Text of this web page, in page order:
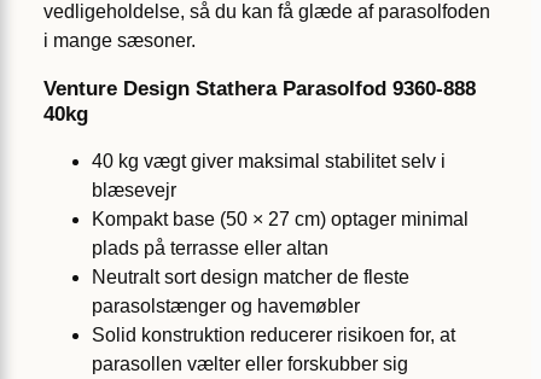
vedligeholdelse, så du kan få glæde af parasolfoden
i mange sæsoner.
Venture Design Stathera Parasolfod 9360-888
40kg
40 kg vægt giver maksimal stabilitet selv i
blæsevejr
Kompakt base (50 × 27 cm) optager minimal
plads på terrasse eller altan
Neutralt sort design matcher de fleste
parasolstænger og havemøbler
Solid konstruktion reducerer risikoen for, at
parasollen vælter eller forskubber sig